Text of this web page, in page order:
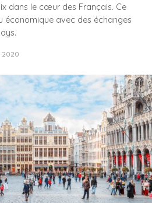
dans le cœur des Français. Ce
économique avec des échanges
2020